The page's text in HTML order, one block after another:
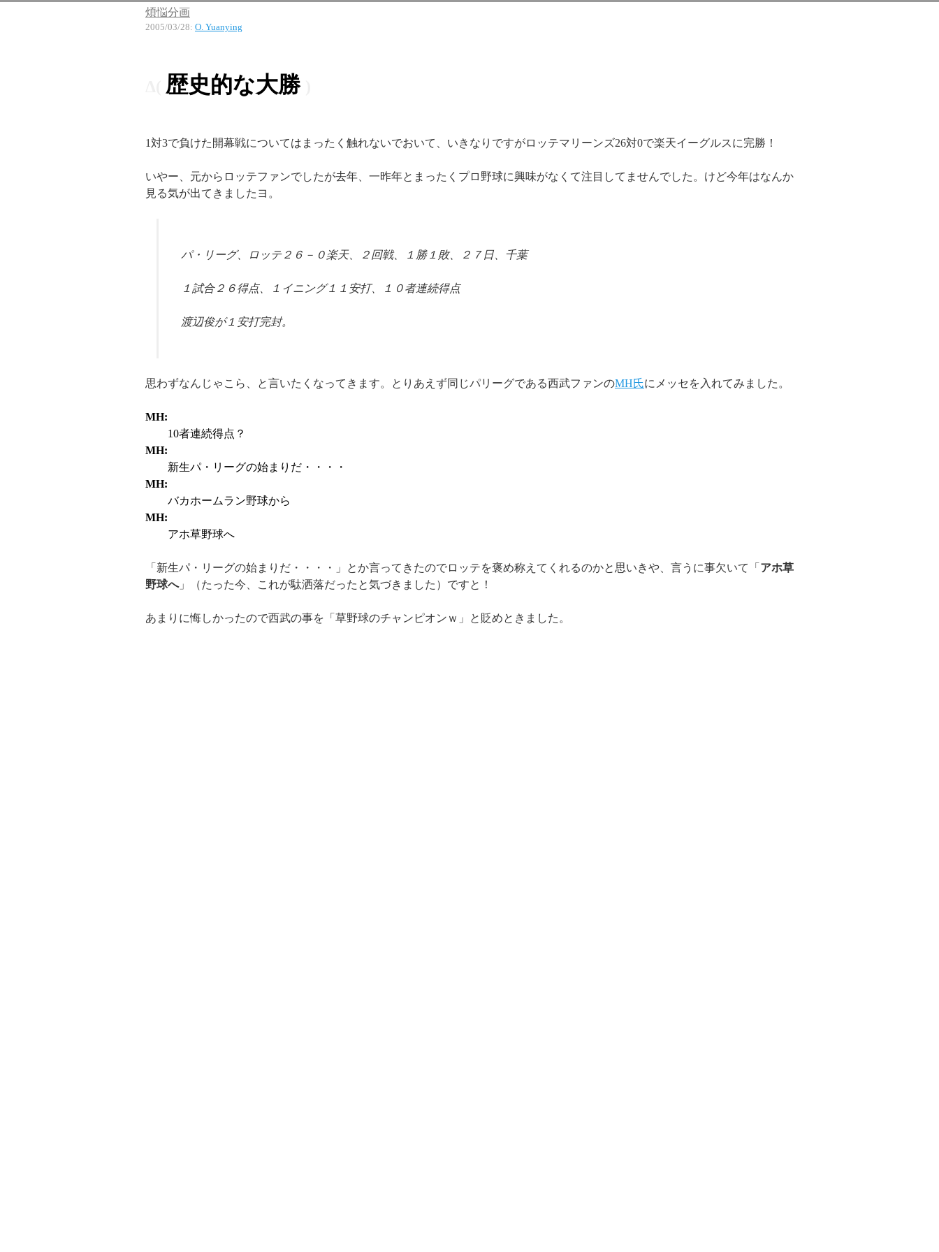
煩悩分画
2005/03/28: O. Yuanying
歴史的な大勝
1対3で負けた開幕戦についてはまったく触れないでおいて、いきなりですがロッテマリーンズ26対0で楽天イーグルスに完勝！
いやー、元からロッテファンでしたが去年、一昨年とまったくプロ野球に興味がなくて注目してませんでした。けど今年はなんか
見る気が出てきましたヨ。
パ・リーグ、ロッテ２６－０楽天、２回戦、１勝１敗、２７日、千葉
１試合２６得点、１イニング１１安打、１０者連続得点
渡辺俊が１安打完封。
思わずなんじゃこら、と言いたくなってきます。とりあえず同じパリーグである西武ファンのMH氏にメッセを入れてみました。
MH:
10者連続得点？
MH:
新生パ・リーグの始まりだ・・・・
MH:
バカホームラン野球から
MH:
アホ草野球へ
「新生パ・リーグの始まりだ・・・・」とか言ってきたのでロッテを褒め称えてくれるのかと思いきや、言うに事欠いて「 アホ草
野球へ」（たった今、これが駄洒落だったと気づきました）ですと！
あまりに悔しかったので西武の事を「草野球のチャンピオンｗ」と貶めときました。